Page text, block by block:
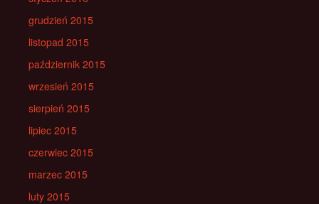
grudzień 2015
listopad 2015
październik 2015
wrzesień 2015
sierpień 2015
lipiec 2015
czerwiec 2015
marzec 2015
luty 2015